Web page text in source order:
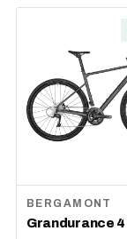
BERGAMONT
Grandurance 4